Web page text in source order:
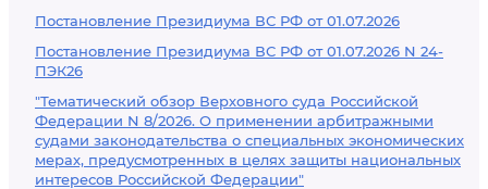
Постановление Президиума ВС РФ от 01.07.2026
Постановление Президиума ВС РФ от 01.07.2026 N 24-
ПЭК26
"Тематический обзор Верховного суда Российской
Федерации N 8/2026. О применении арбитражными
судами законодательства о специальных экономических
мерах, предусмотренных в целях защиты национальных
интересов Российской Федерации"